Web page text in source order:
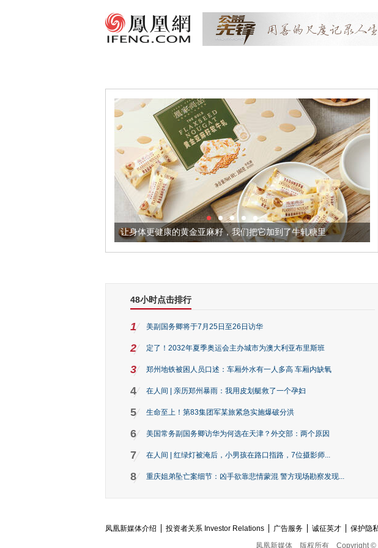
让身体更健康的黄金亚麻籽，我们把它加到了牛轧糖里
48小时点击排行
1 美副国务卿将于7月25日至26日访华
2 定了！2032年夏季奥运会主办城市为澳大利亚布里斯班
3 郑州地铁被困人员口述：车厢外水有一人多高 车厢内缺氧
4 在人间 | 亲历郑州暴雨：我用皮划艇救了一个孕妇
5 生命至上！第83集团军某旅紧急实施爆破分洪
6 美国常务副国务卿访华为何选在天津？外交部：两个原因
7 在人间 | 红绿灯被淹后，小男孩在路口指路，7位摄影师...
8 重庆姐弟坠亡案细节：凶手欲靠悲情蒙混 警方现场勘察发现...
凤凰新媒体介绍 投资者关系 Investor Relations 广告服务 诚征英才 保护隐
凤凰新媒体
版权所有 Copyright ©